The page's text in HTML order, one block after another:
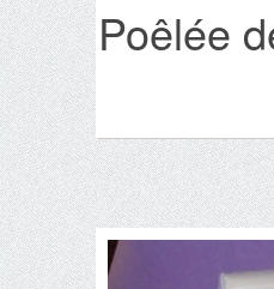
Poêlée